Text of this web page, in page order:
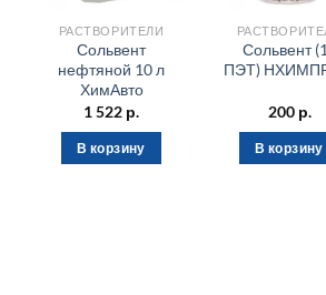
РАСТВОРИТЕЛИ
Сольвент
нефтяной 10 л
ХимАвто
1 522 р.
В корзину
Сольвент
ПЭТ)
200 р.
В корзину